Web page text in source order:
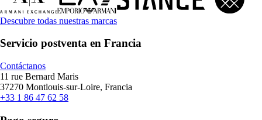
Descubre todas nuestras marcas
Servicio postventa en Francia
Contáctanos
11 rue Bernard Maris
37270 Montlouis-sur-Loire, Francia
+33 1 86 47 62 58